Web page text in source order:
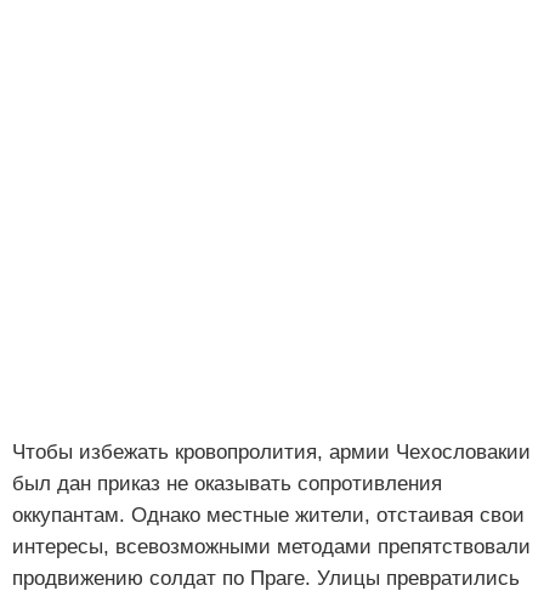
Чтобы избежать кровопролития, армии Чехословакии
был дан приказ не оказывать сопротивления
оккупантам. Однако местные жители, отстаивая свои
интересы, всевозможными методами препятствовали
продвижению солдат по Праге. Улицы превратились